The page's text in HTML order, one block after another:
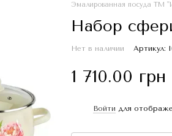
Эмалированная посуда ТМ
Набор
Нет в наличии Артикул:
1 710.00 грн
Войти для